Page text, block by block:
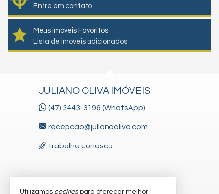
Entre em contato
Meus imóveis Favoritos
Lista de imóveis adicionados
JULIANO OLIVA IMÓVEIS
(47) 3443-3196 (WhatsApp)
recepcao@julianooliva.com
trabalhe conosco
VEJA MAIS
Utilizamos cookiespara oferecer melhor